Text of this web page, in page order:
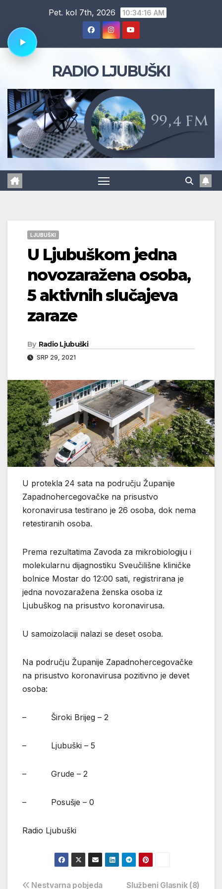
content
Pet. kol 7th, 2026 10:34:16 AM
RADIO LJUBUŠKI
LJUBUŠKI
U Ljubuškom jedna
novozaražena osoba,
5 aktivnih slučajeva
zaraze
By Radio Ljubuški
SRP 29, 2021
U protekla 24 sata na području Županije
Zapadnohercegovačke na prisustvo
koronavirusa testirano je 26 osoba, dok nema
retestiranih osoba.
Prema rezultatima Zavoda za mikrobiologiju i
molekularnu dijagnostiku Sveučilišne kliničke
bolnice Mostar do 12:00 sati, registrirana je
jedna novozaražena ženska osoba iz
Ljubuškog na prisustvo koronavirusa.
U samoizolaciji nalazi se deset osoba.
Na području Županije Zapadnohercegovačke
na prisustvo koronavirusa pozitivno je devet
osoba:
– Široki Brijeg – 2
– Ljubuški – 5
– Grude – 2
– Posušje – 0
Radio Ljubuški
Službeni Glasnik (8)
Nestvarna pobjeda